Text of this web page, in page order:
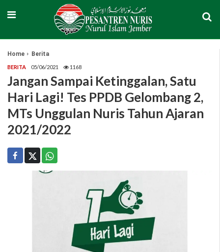
Home Berita
BERITA 05/06/2021 1168
Jangan Sampai Ketinggalan, Satu
Hari Lagi! Tes PPDB Gelombang 2,
MTs Unggulan Nuris Tahun Ajaran
2021/2022